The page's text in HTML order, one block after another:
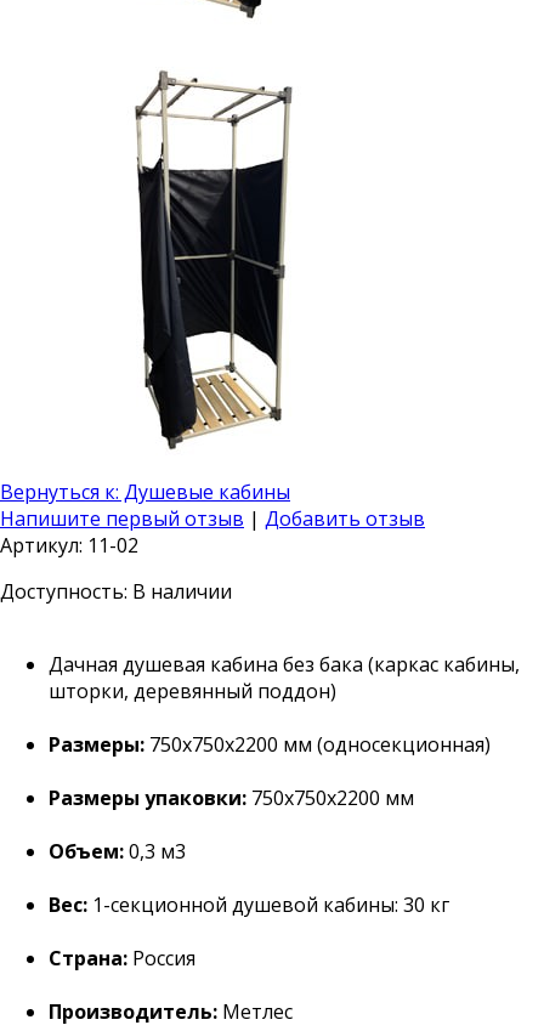
Вернуться к: Душевые кабины
Напишите первый отзыв | Добавить отзыв
Артикул: 11-02
Доступность: В наличии
Дачная душевая кабина без бака (каркас кабины,
шторки, деревянный поддон)
Размеры: 750х750х2200 мм (односекционная)
Размеры упаковки: 750х750х2200 мм
Объем:0,3 м3
Вес: 1-секционной душевой кабины: 30 кг
Страна: Россия
Производитель: Метлес